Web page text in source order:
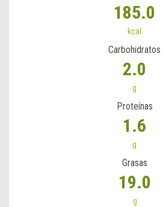
185.0
kcal
Carbohidratos
2.0
g
Proteínas
1.6
g
Grasas
19.0
g